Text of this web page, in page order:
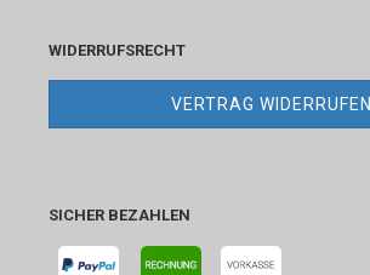
WIDERRUFSRECHT
VERTRAG WIDERRUFEN
SICHER BEZAHLEN